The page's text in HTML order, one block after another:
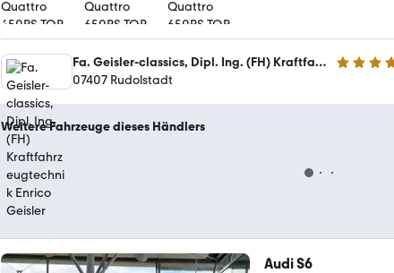
Fa. Geisler-classics, Dipl. Ing. (FH) Kraftfahrzeugtechnik Enrico Geisler 4.8 Sterne
07407 Rudolstadt
Weitere Fahrzeuge dieses Händlers
Audi S6